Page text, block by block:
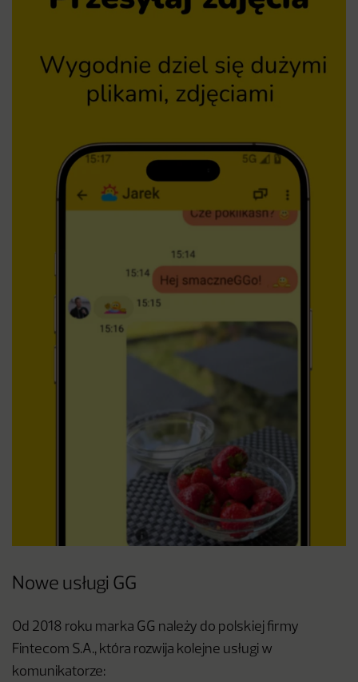
Nowe usługi GG
Od 2018 roku marka GG należy do polskiej firmy
Fintecom S.A., która rozwija kolejne usługi w
komunikatorze: